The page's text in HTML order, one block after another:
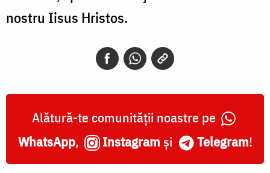
nostru Iisus Hristos.
Alătură-te comunității noastre pe
WhatsApp, Instagram și Telegram!